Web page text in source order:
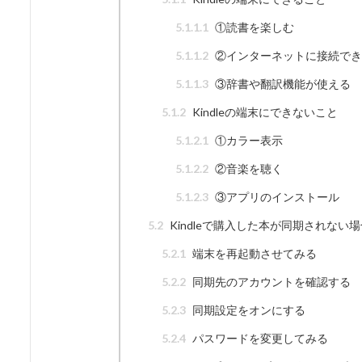
5.1.1.1 ①読書を楽しむ
5.1.1.2 ②インターネットに接続で
5.1.1.3 ③辞書や翻訳機能が使える
5.1.2 Kindleの端末にできないこと
5.1.2.1 ①カラー表示
5.1.2.2 ②音楽を聴く
5.1.2.3 ③アプリのインストール
5.2 Kindleで購入した本が同期されない
5.2.1 端末を再起動させてみる
5.2.2 同期先のアカウントを確認する
5.2.3 同期設定をオンにする
5.2.4 パスワードを変更してみる